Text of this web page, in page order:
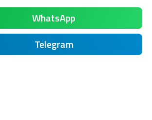
WhatsApp
Telegram